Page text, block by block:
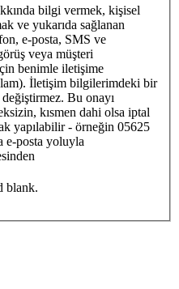
bilgi vermek, kişisel
ve yukarıda sağlanan
e-posta, SMS ve
veya müşteri
benimle iletişime
İletişim bilgilerimdeki bir
Bu onayı
kısmen dahi olsa iptal
yapılabilir - örneğin 05625
e-posta yoluyla
blank.